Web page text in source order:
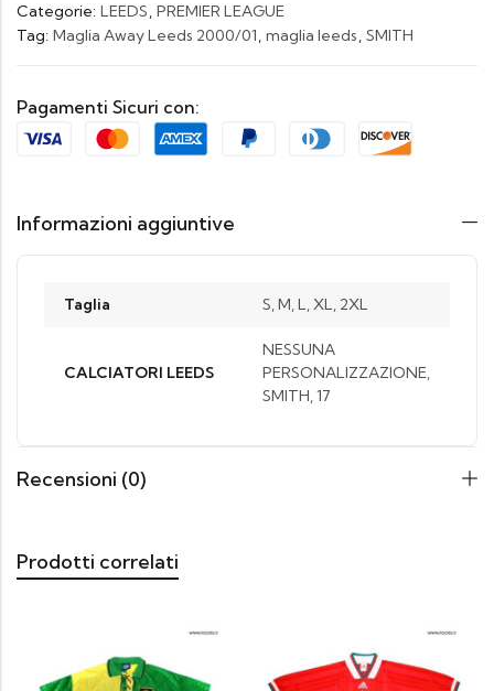
Categorie: LEEDS, PREMIER LEAGUE
Tag: Maglia Away Leeds 2000/01, maglia leeds, SMITH
Pagamenti Sicuri con:
Informazioni aggiuntive
Taglia S, M, L, XL, 2XL
CALCIATORI LEEDS
NESSUNA
PERSONALIZZAZIONE,
SMITH, 17
Recensioni (0)
Prodotti correlati